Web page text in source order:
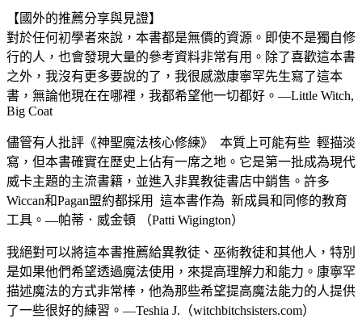
【國外的推薦分享與見證】
對於任何初學者來說，本書都是無價的資源。即使不是獨自修
行的人，也會發現大量的參考資料非常有用。除了喜歡這本書
之外，我沒有更多要說的了，我很感激康寧罕先生寫了這本
書，無論他現在在哪裡，我都希望他一切都好。—Little Witch,
Big Coat
儘管有人批評《神聖魔法核心修練》 本質上可能有些 輕描淡
寫，但本書確實在歷史上佔有一席之地。它是第一批成為現代
威卡主題的主流書籍，並進入非異教徒書店中銷售。許多
Wiccan和Pagan盟約都採用 這本書作為 新成員和同修的教育
工具。—帕蒂．威金頓 （Patti Wigington）
我絕對可以將這本書推薦給異教徒、巫術教徒和其他人，特別
是如果他們希望透過魔法使用，來提高理解力和能力。康寧罕
描述魔法的方式非常棒，他為那些希望提高魔法能力的人提供
了一些很好的練習。—Teshia J.（witchbitchsisters.com）